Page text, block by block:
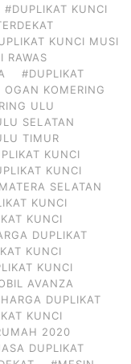
#DUPLIKAT KUNCI
KUNCI MUSI
RAWAS
#DUPLIKAT
KOMERING
ULU
SELATAN
TIMUR
KUNCI
KUNCI
SELATAN
KUNCI
KUNCI
DUPLIKAT
KUNCI
KUNCI
AVANZA
DUPLIKAT
KUNCI
2020
DUPLIKAT